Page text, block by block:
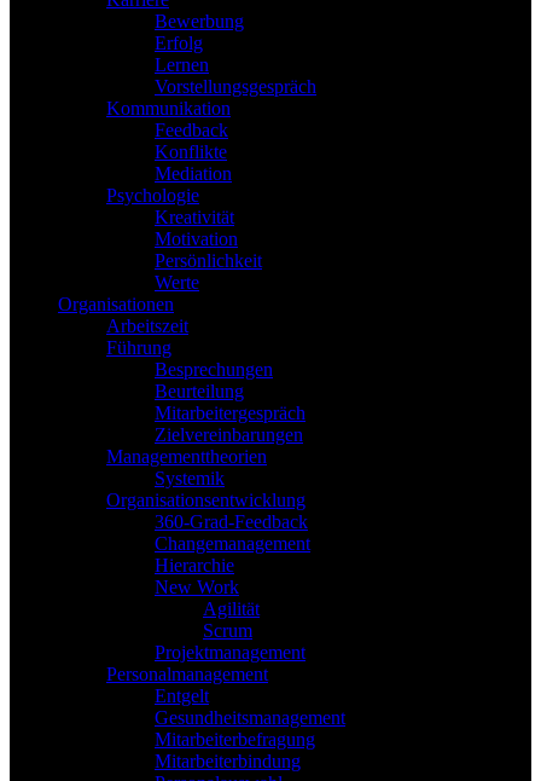
Bewerbung
Erfolg
Lernen
Vorstellungsgespräch
Kommunikation
Feedback
Konflikte
Mediation
Psychologie
Kreativität
Motivation
Persönlichkeit
Werte
Organisationen
Arbeitszeit
Führung
Besprechungen
Beurteilung
Mitarbeitergespräch
Zielvereinbarungen
Managementtheorien
Systemik
Organisationsentwicklung
360-Grad-Feedback
Changemanagement
Hierarchie
New Work
Agilität
Scrum
Projektmanagement
Personalmanagement
Entgelt
Gesundheitsmanagement
Mitarbeiterbefragung
Mitarbeiterbindung